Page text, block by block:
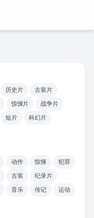
历史片
古装片
惊悚片
战争片
短片
科幻片
动作 惊悚
犯罪
古装
纪录片
音乐 传记
运动